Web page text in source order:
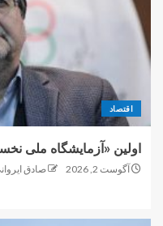
اقتصاد
اولین «آزمایشگاه ملی
آگوست 2, 2026 صادق